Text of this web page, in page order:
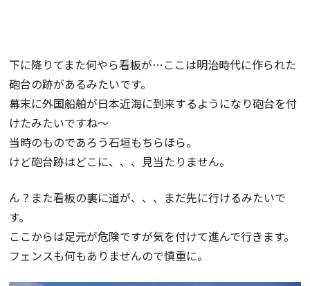
下に降りてまた何やら看板が…ここは明治時代に作られた
砲台の跡があるみたいです。
幕末に外国船舶が日本近海に到来するようになり砲台を付
けたみたいですね～
当時のものであろう石垣もちらほら。
けど砲台跡はどこに、、、見当たりません。
ん？また看板の裏に道が、、、まだ先に行けるみたいで
す。
ここからは足元が危険ですが気を付けて進んで行きます。
フェンスも何もありませんので慎重に。